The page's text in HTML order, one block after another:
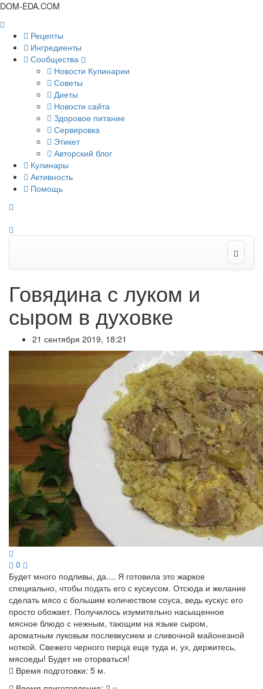
DOM-EDA.COM
Рецепты
Ингредиенты
Сообщества
Новости Кулинарии
Советы
Диеты
Новости сайта
Здоровое питание
Сервировка
Этикет
Авторский блог
Кулинары
Активность
Помощь
Говядина с луком и
сыром в духовке
21 сентября 2019, 18:21
0
Будет много подливы, да.... Я готовила это жаркое
специально, чтобы подать его с кускусом. Отсюда и желание
сделать мясо с большим количеством соуса, ведь кускус его
просто обожает. Получилось изумительно насыщенное
мясное блюдо с нежным, тающим на языке сыром,
ароматным луковым послевкусием и сливочной майонезной
ноткой. Свежего черного перца еще туда и, ух, держитесь,
мясоеды! Будет не оторваться!
Время подготовки: 5 м.